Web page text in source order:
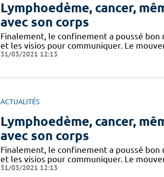
Lymphoedème, cancer,
avec son corps
Finalement, le confinement a poussé bon
et les visios pour communiquer. Le
31/03/2021 12:13
ACTUALITÉS
Lymphoedème, cancer,
avec son corps
Finalement, le confinement a poussé bon
et les visios pour communiquer. Le
31/03/2021 12:13